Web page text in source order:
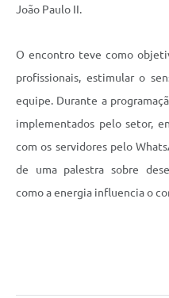
João Paulo II.
O encontro teve como
profissionais, estimular o
equipe. Durante a
implementados pelo setor,
com os servidores pelo
de uma palestra sobre
como a energia influencia o